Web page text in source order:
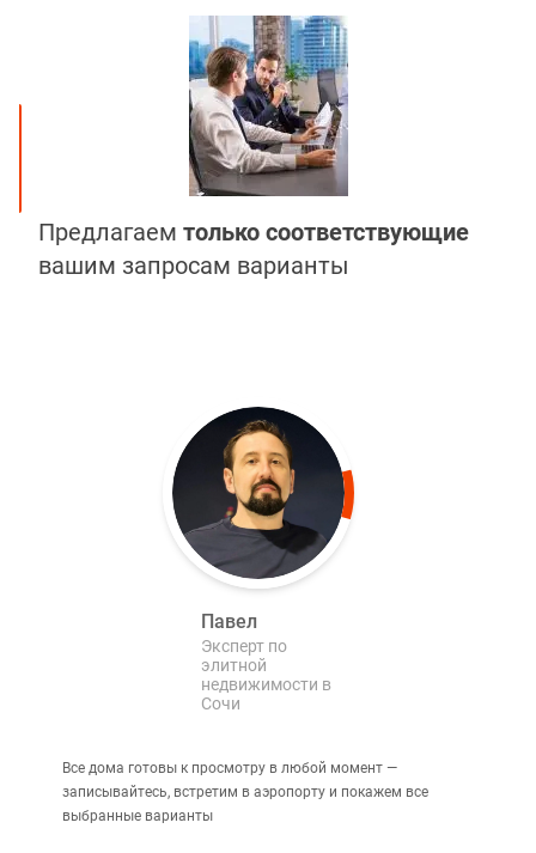
Предлагаем только соответствующие
вашим запросам варианты
Павел
Эксперт по
элитной
недвижимости в
Сочи
Все дома готовы к просмотру в любой момент —
записывайтесь, встретим в аэропорту и покажем все
выбранные варианты